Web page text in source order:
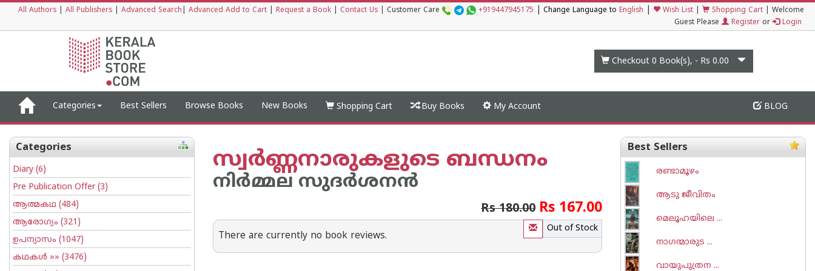
All Authors All Publishers Advanced Search Advanced Add to Cart Request a Book Contact Us Customer Care +919447945175 Change Language to English Wish List Shopping Cart
Welcome
Guest Please
Register or Login
Checkout 0 Book(s), - Rs 0.00
Categories Best Sellers Browse Books New Books Shopping Cart Buy Books My Account BLOG
Categories
Diary (6)
Pre Publication Offer(3)
ആത്മകഥ (484)
ആരോഗ്യം (321)
ഉപന്യാസം (1047)
കഥകള്‍ »» (3476)
സ്വര്‍ണ്ണനാരുകളുടെ ബന്ധനം
നിര്‍മ്മല സുദര്‍ശനന്‍
Rs 180.00 Rs 167.00
Out of Stock
There are currently no book reviews.
Best Sellers
രണ്ടാമൂഴം
ആടു ജീവിതം
മെലൂഹയിലെ ...
നാഗന്മാരുട ...
വായുപുത്രന ...